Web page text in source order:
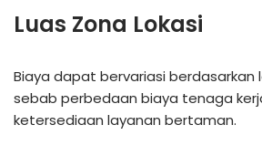
Luas Zona Lokasi
Biaya dapat bervariasi berdasarkan
sebab perbedaan biaya tenaga
ketersediaan layanan bertaman.